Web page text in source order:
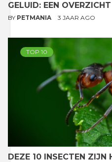
GELUID: EEN OVERZICHT
BY PETMANIA 3 JAAR AGO
TOP 10
DEZE 10 INSECTEN